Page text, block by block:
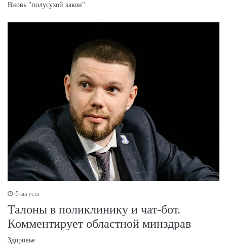
Вновь "полусухой закон"
5 августа
Талоны в поликлинику и чат-бот.
Комментирует областной минздрав
Здоровье